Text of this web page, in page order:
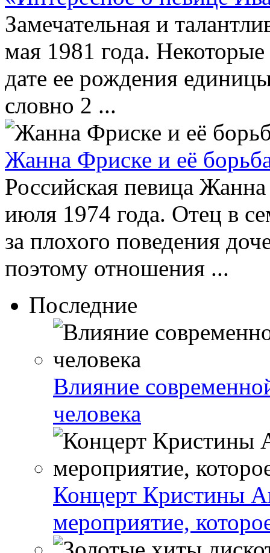
Замечательная и
мая 1981 года.
дате ее рождения
словно 2 ...
Жанна Фриске и её
Российская певица
июля 1974 года. Отец в
за плохого поведения
поэтому отношения ...
Последние
Влияние
человека
Концерт Кристины
мероприятие,